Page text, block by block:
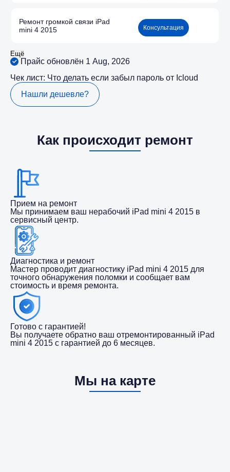
Ремонт громкой связи iPad
mini 4 2015
Консультация
Ещё
Прайс обновлён 1 Aug, 2026
Чек лист: Что делать если забыл пароль от Icloud
Нашли дешевле?
Как происходит ремонт
Прием на ремонт
Мы принимаем ваш нерабочий iPad mini 4 2015 в
сервисный центр.
Диагностика и ремонт
Мастер проводит диагностику iPad mini 4 2015 для
точного обнаружения поломки и сообщает вам
стоимость и время ремонта.
Готово с гарантией!
Вы получаете обратно ваш отремонтированный iPad
mini 4 2015 с гарантией до 6 месяцев.
Мы на карте